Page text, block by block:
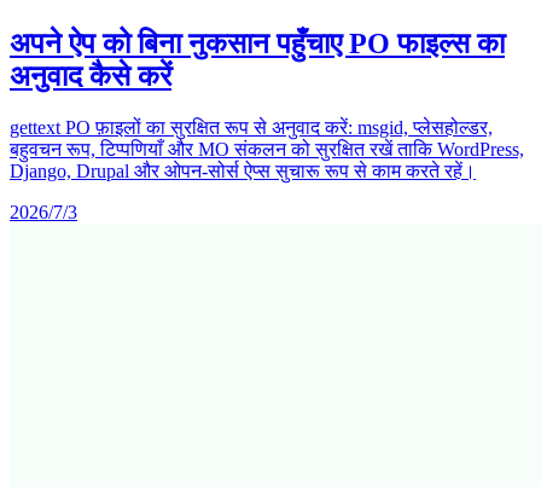
अपने ऐप को बिना नुकसान पहुँचाए PO फाइल्स का
अनुवाद कैसे करें
gettext PO फ़ाइलों का सुरक्षित रूप से अनुवाद करें: msgid, प्लेसहोल्डर,
बहुवचन रूप, टिप्पणियाँ और MO संकलन को सुरक्षित रखें ताकि WordPress,
Django, Drupal और ओपन-सोर्स ऐप्स सुचारू रूप से काम करते रहें।
2026/7/3